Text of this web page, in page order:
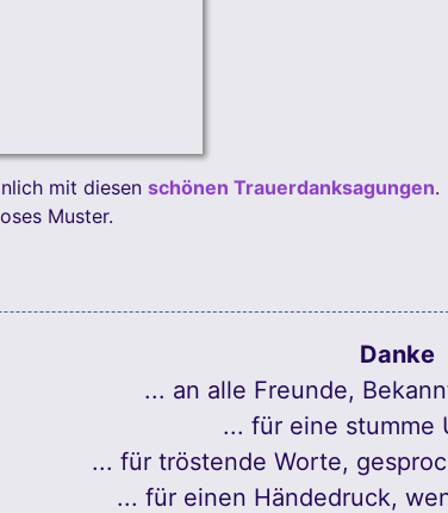
mit diesen schönen Trauerdanksagungen.
Muster.
Danke
... an alle Freunde,
... für eine stumme
... für tröstende Worte,
... für einen Händedruck,